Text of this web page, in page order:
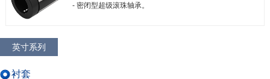
- 密闭型超级滚珠轴承。
英寸系列
衬套